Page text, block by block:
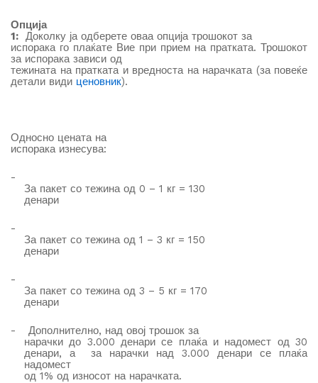
Опција
1: Доколку ја одберете оваа опција трошокот за
испорака го плаќате Вие при прием на пратката. Трошокот
за испорака зависи од
тежината на пратката и вредноста на нарачката (за повеќе
детали види ценовник).
Односно цената на
испорака изнесува:
-
За пакет со тежина од 0 – 1 кг = 130
денари
-
За пакет со тежина од 1 – 3 кг = 150
денари
-
За пакет со тежина од 3 – 5 кг = 170
денари
- Дополнително, над овој трошок за
нарачки до 3.000 денари се плаќа и надомест од 30
денари, а за нарачки над 3.000 денари се плаќа
надомест
од 1% од износот на нарачката.